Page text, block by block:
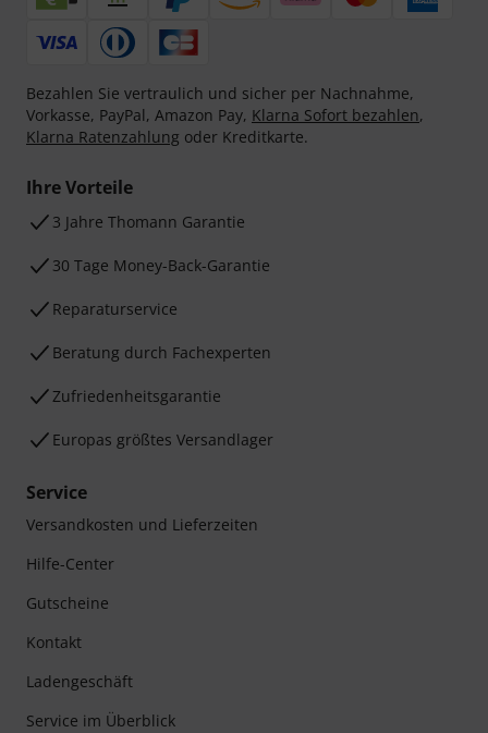
Bezahlen Sie vertraulich und sicher per Nachnahme,
Vorkasse, PayPal, Amazon Pay, Klarna Sofort bezahlen,
Klarna Ratenzahlung oder Kreditkarte.
Ihre Vorteile
3 Jahre Thomann Garantie
30 Tage Money-Back-Garantie
Reparaturservice
Beratung durch Fachexperten
Zufriedenheitsgarantie
Europas größtes Versandlager
Service
Versandkosten und Lieferzeiten
Hilfe-Center
Gutscheine
Kontakt
Ladengeschäft
Service im Überblick